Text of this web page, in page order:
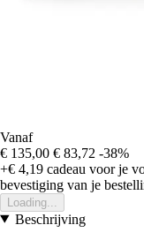
Vanaf
€ 135,00 € 83,72 -38%
+€ 4,19 cadeau voor je
bevestiging van je
Loading...
Beschrijving